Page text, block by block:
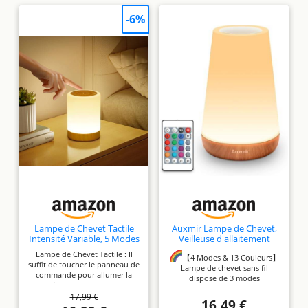
Lampe de Chevet Tactile
Intensité Variable, 5 Modes
Changement Veilleuse
Bébé Enfants Adulte,
Lampe d'allaitement LED
de table Sans Fil pour
Lampe de Chevet Tactile : Il
suffit de toucher le panneau de
commande pour allumer la
longuement pour l'éteindre.
Touchez le panneau de
17,99 €
-6%
Auxmir Lampe de Chevet,
Veilleuse d'allaitement
Nuit, Veilleuse Bébé Tactile
avec 13 Couleurs RGB,
2500mAh Rechargeable
USB, Lampe de Chevet
pour Chambre Eanfant
【4 Modes & 13 Couleurs】
Lampe de chevet sans fil
dispose de 3 modes
fondu et constant, 13 couleurs